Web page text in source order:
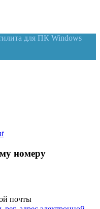
для ПК Windows
номеру
почты